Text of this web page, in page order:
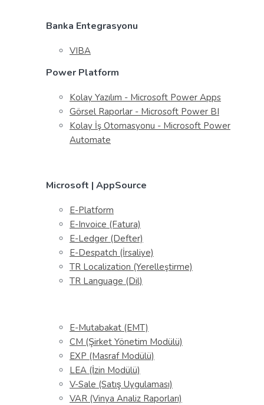
Banka Entegrasyonu
VIBA
Power Platform
Kolay Yazılım - Microsoft Power Apps
Görsel Raporlar - Microsoft Power BI
Kolay İş Otomasyonu - Microsoft Power
Automate
Microsoft | AppSource
E-Platform
E-Invoice (Fatura)
E-Ledger (Defter)
E-Despatch (İrsaliye)
TR Localization (Yerelleştirme)
TR Language (Dil)
E-Mutabakat (EMT)
CM (Şirket Yönetim Modülü)
EXP (Masraf Modülü)
LEA (İzin Modülü)
V-Sale (Satış Uygulaması)
VAR (Vinya Analiz Raporları)